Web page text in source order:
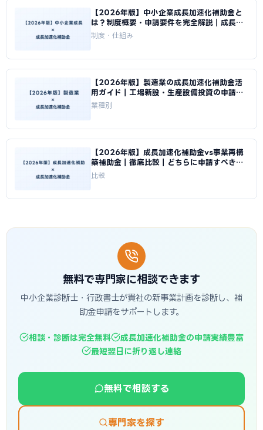
【2026年版】中小企業成長加速化補助金と
は？制度概要・申請要件を完全解説｜成長加
速化補助金ナビ
制度・仕組み
【2026年版】製造業の成長加速化補助金活
用ガイド｜工場新設・生産設備投資の申請戦
略｜成長加速化補助金ナビ
業種別
【2026年版】成長加速化補助金vs事業再構
築補助金｜徹底比較｜どちらに申請すべきか
｜成長加速化補助金ナビ
比較
無料で専門家に相談できます
中小企業診断士・行政書士が貴社の新事業計画を診断し、補
助金申請をサポートします。
相談・診断は完全無料
成長加速化補助金の申請実績豊富
最短翌日に折り返し連絡
無料で相談する
専門家を探す